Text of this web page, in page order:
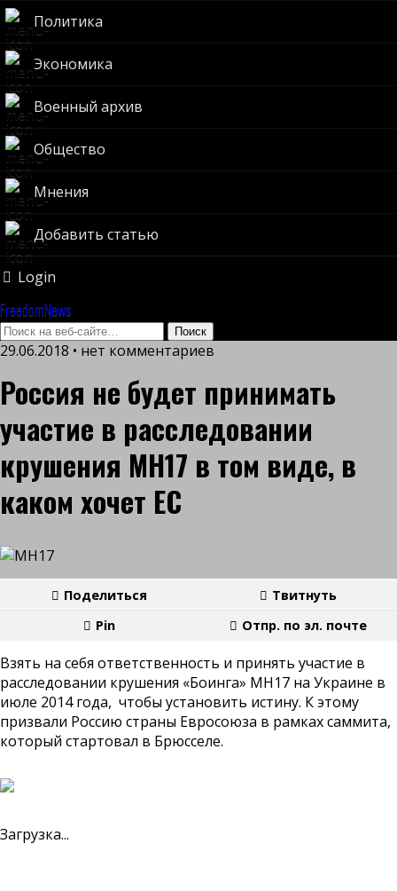
Политика
Экономика
Военный архив
Общество
Мнения
Добавить статью
Login
FreedomNews
29.06.2018 • нет комментариев
Россия не будет принимать
участие в расследовании
крушения МН17 в том виде, в
каком хочет ЕС
Поделиться
Твитнуть
Pin
Отпр. по эл. почте
Взять на себя ответственность и принять участие в
расследовании крушения «Боинга» МН17 на Украине в
июле 2014 года, чтобы установить истину. К этому
призвали Россию страны Евросоюза в рамках саммита,
который стартовал в Брюсселе.
Загрузка...